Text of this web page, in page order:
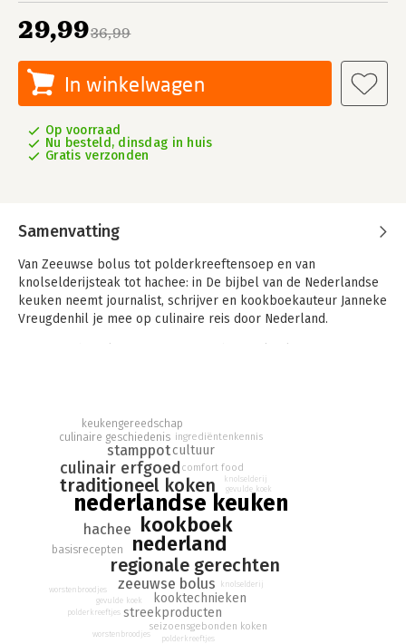
36,99
29,99
In winkelwagen
Op voorraad
Nu besteld, dinsdag in huis
Gratis verzonden
Samenvatting
Van Zeeuwse bolus tot polderkreeftensoep en van
knolselderijsteak tot hachee: in De bijbel van de Nederlandse
keuken neemt journalist, schrijver en kookboekauteur Janneke
Vreugdenhil je mee op culinaire reis door Nederland.
nederlandse keuken
kookboek
nederland
traditioneel koken
regionale gerechten
culinair erfgoed
zeeuwse bolus
stamppot
hachee
kooktechnieken
cultuur
streekproducten
basisrecepten
culinaire geschiedenis
keukengereedschap
comfort food
ingrediëntenkennis
seizoensgebonden koken
gevulde koek
knolselderij
polderkreeftjes
worstenbroodjes
gevulde koek
knolselderij
polderkreeftjes
worstenbroodjes